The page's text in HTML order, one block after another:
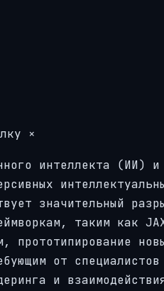
×
интеллекта (ИИ)
значительный
таким как
прототипирование
от
и